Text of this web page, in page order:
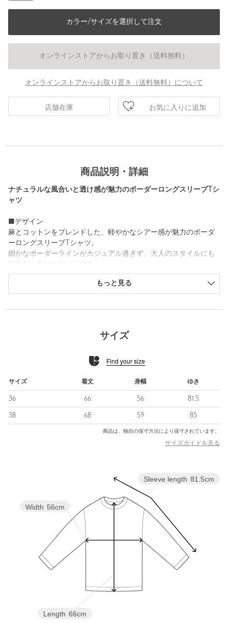
カラー/サイズを選択して注文
オンラインストアからお取り置き（送料無料）
オンラインストアからお取り置き（送料無料）について
店舗在庫 お気に入りに追加
商品説明・詳細
ナチュラルな風合いと透け感が魅力のボーダーロングスリーブTシ
ャツ
■デザイン
麻とコットンをブレンドした、軽やかなシアー感が魅力のボーダ
ーロングスリーブTシャツ。
細かなボーダーラインがカジュアル過ぎず、大人のスタイルにも
袖口には切り替えを施し、ブラウジングさせてニュアンスを楽し
め、一枚でも決まる存在感があります。
ングを楽しめます。
※商品に「取り扱い上の注意書き」、「洗濯表示」がございます
※商品画像は、光の当たり具合やパソコンなどの閲覧環境によ
ご了承ください。
※商品の色味の目安は、商品単体の画像をご参照ください。
店舗へお問い合わせの際は、全国のBLAMINK各店舗まで下記の
品名/品番をお申し付けください。
品名：BM R L/C MULTI BOR LSL 品番：79122000004
対象商品
WOMEN
Tシャツ / カットソー
麻70％ コットン30％
ドライクリーニング
もっと見る
サイズ
Find your size
サイズ 着丈 身幅 ゆき
36 66 56 81.5
38 68 59 85
商品は、独自の採寸方法により採寸されています。
サイズガイドを見る
Sleeve length 81.5cm
Length 66cm
Width 56cm